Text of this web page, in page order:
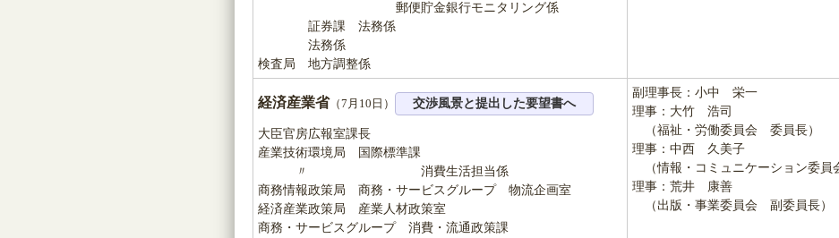
郵便貯金銀行モニタリング係
証券課 法務係
法務係
検査局 地方調整係
経済産業省（7月10日） 交渉風景と提出した要望書へ
大臣官房広報室課長
産業技術環境局 国際標準課
〃 消費生活担当係
商務情報政策局 商務・サービスグループ 物流企画室
経済産業政策局 産業人材政策室
商務・サービスグループ 消費・流通政策課
副理事長：小中 栄一
理事：大竹 浩司
（福祉・労働委員会 委員長）
理事：中西 久美子
（情報・コミュニケーション委員
理事：荒井 康善
（出版・事業委員会 副委員長）